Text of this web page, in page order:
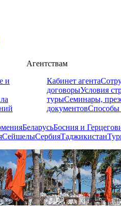
и
Агентствам
Кабинет агента
договорыУсловия
турыСеминары,
документовСпособы
БеларусьБосния и
СейшелыСербияТаджикистан